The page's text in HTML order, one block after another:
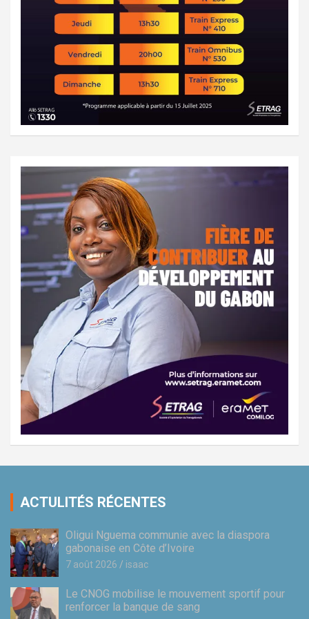
ACTULITÉS RÉCENTES
Oligui Nguema communie avec la diaspora
gabonaise en Côte d’Ivoire
7 août 2026 isaac
Le CNOG mobilise le mouvement sportif pour
renforcer la banque de sang